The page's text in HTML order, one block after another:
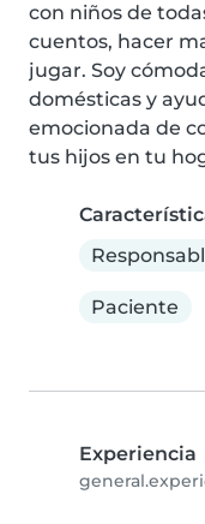
con niños de
cuentos, hacer
jugar. Soy
domésticas y
emocionada de
tus hijos en tu
Paciente
Experiencia